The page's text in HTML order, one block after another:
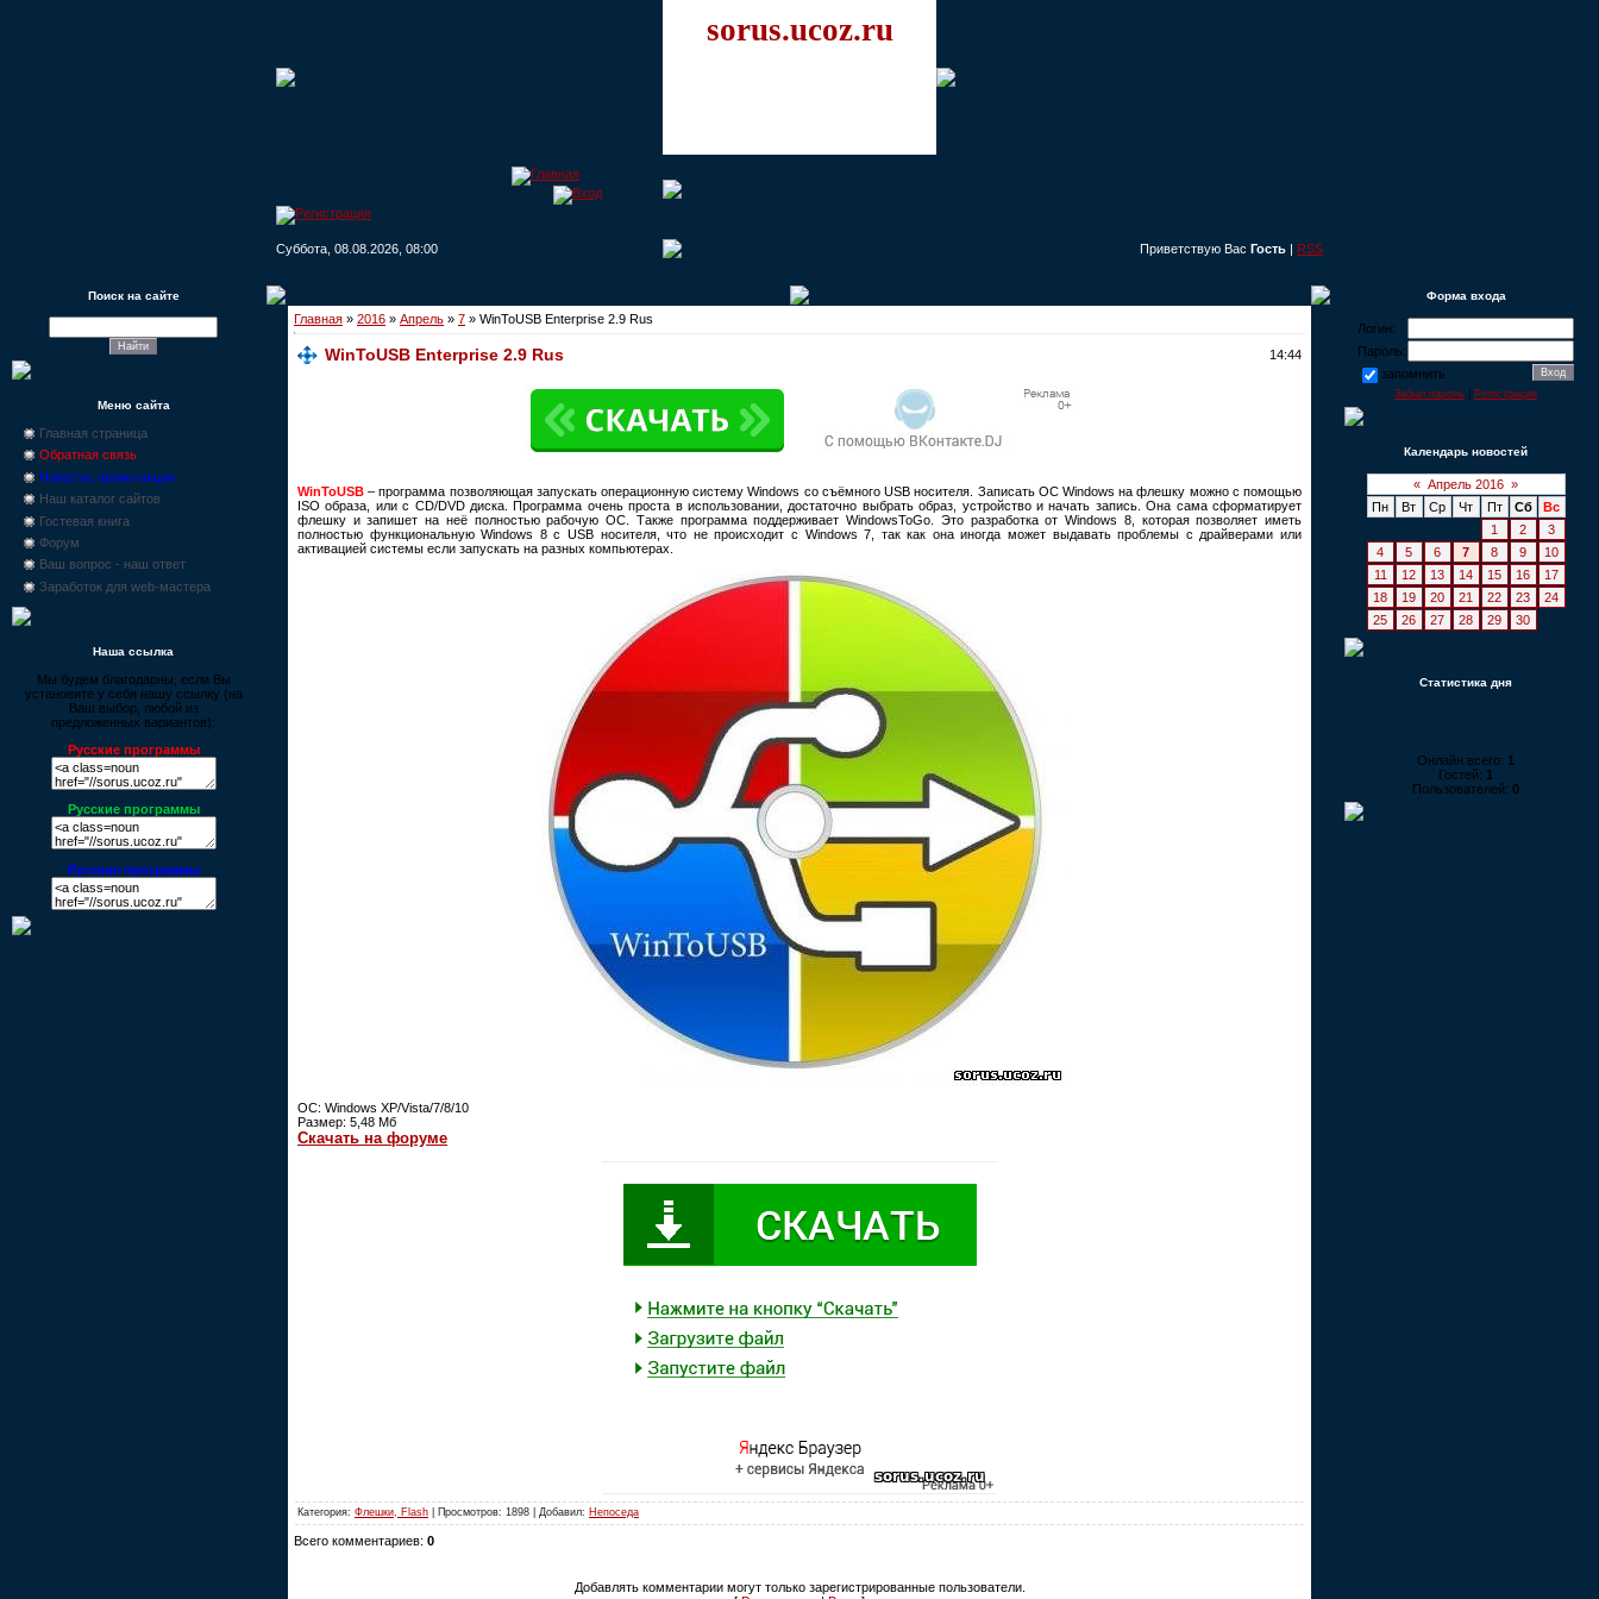
sorus.ucoz.ru
Суббота, 08.08.2026, 08:00 Приветствую Вас Гость | RSS
Поиск на сайте
Меню сайта
Главная страница
Обратная связь
Новости, промо-акции
Наш каталог сайтов
Гостевая книга
Форум
Ваш вопрос - наш ответ
Заработок для web-мастера
Наша ссылка
Мы будем благодарны, если Вы
установите у себя нашу ссылку (на
Ваш выбор, любой из
предложенных вариантов):
Русские программы
Русские программы
Русские программы
Главная » 2016 » Апрель » 7 » WinToUSB Enterprise 2.9 Rus
WinToUSB Enterprise 2.9 Rus 14:44
WinToUSB – программа позволяющая запускать операционную систему Windows со съёмного USB носителя. Записать ОС Windows на флешку можно с помощью
ISO образа, или с CD/DVD диска. Программа очень проста в использовании, достаточно выбрать образ, устройство и начать запись. Она сама сформатирует
флешку и запишет на неё полностью рабочую ОС. Также программа поддерживает WindowsToGo. Это разработка от Windows 8, которая позволяет иметь
полностью функциональную Windows 8 с USB носителя, что не происходит с Windows 7, так как она иногда может выдавать проблемы с драйверами или
активацией системы если запускать на разных компьютерах.
ОС: Windows XP/Vista/7/8/10
Размер: 5,48 Мб
Скачать на форуме
Категория: Флешки, Flash | Просмотров: 1898 | Добавил: Непоседа
Всего комментариев: 0
Добавлять комментарии могут только зарегистрированные пользователи.
Форма входа
Логин:
Пароль:
запомнить
Забыл пароль Регистрация
Календарь новостей
« Апрель 2016 »
Пн
Вт Ср Чт Пт Сб
Вс
1
2
3
4
5 6 7 8 9
10
11
12 13 14 15 16
17
18
19 20 21 22 23
24
25
26 27 28 29 30
Статистика дня
Онлайн всего: 1
Гостей: 1
Пользователей: 0